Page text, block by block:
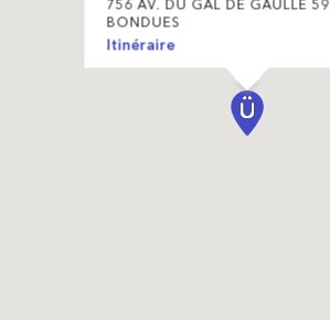
756 AV. DU GAL DE GAULLE
BONDUES
Itinéraire